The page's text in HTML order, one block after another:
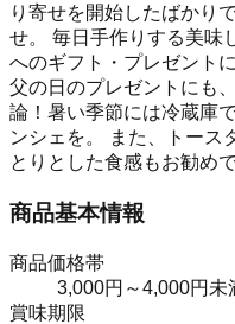
り寄せを開始したばかり
せ。 毎日手作りする美味
へのギフト・プレゼント
父の日のプレゼントにも
論！暑い季節には冷蔵庫
ンシェを。 また、トース
とりとした食感もお勧めで
商品基本情報
商品価格帯
3,000円～4,000円未
賞味期限